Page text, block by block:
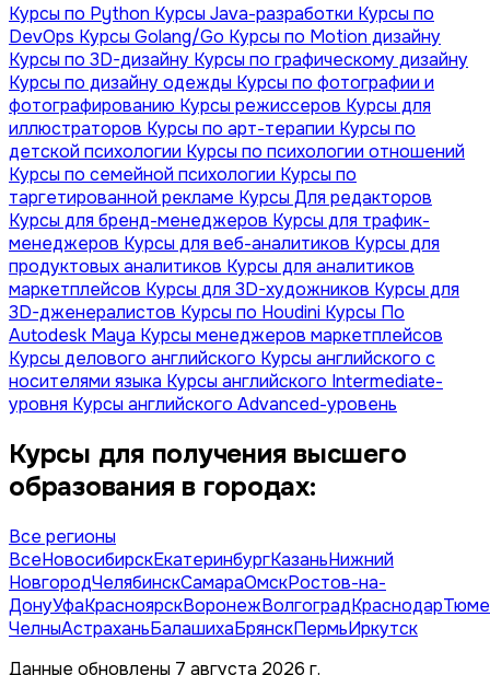
Курсы по Python Курсы Java-разработки Курсы по
DevOps Курсы Golang/Go Курсы по Motion дизайну
Курсы по 3D-дизайну Курсы по графическому дизайну
Курсы по дизайну одежды Курсы по фотографии и
фотографированию Курсы режиссеров Курсы для
иллюстраторов Курсы по арт-терапии Курсы по
детской психологии Курсы по психологии отношений
Курсы по семейной психологии Курсы по
таргетированной рекламе Курсы Для редакторов
Курсы для бренд-менеджеров Курсы для трафик-
менеджеров Курсы для веб-аналитиков Курсы для
продуктовых аналитиков Курсы для аналитиков
маркетплейсов Курсы для 3D-художников Курсы для
3D-дженералистов Курсы по Houdini Курсы По
Autodesk Maya Курсы менеджеров маркетплейсов
Курсы делового английского Курсы английского с
носителями языка Курсы английского Intermediate-
уровня Курсы английского Advanced-уровень
Курсы для получения высшего
образования в городах:
Все регионы
ВсеНовосибирскЕкатеринбургКазаньНижний
НовгородЧелябинскСамараОмскРостов-на-
ДонуУфаКрасноярскВоронежВолгоградКраснодар
ЧелныАстраханьБалашихаБрянскПермьИркутск
Данные обновлены 7 августа 2026 г.